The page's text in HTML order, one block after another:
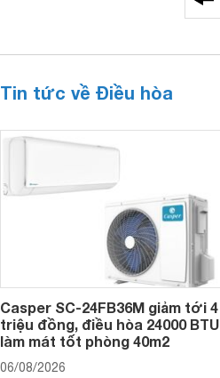
Tin tức về Điều hòa
Casper SC-24FB36M giảm tới 4
triệu đồng, điều hòa 24000 BTU
làm mát tốt phòng 40m2
06/08/2026